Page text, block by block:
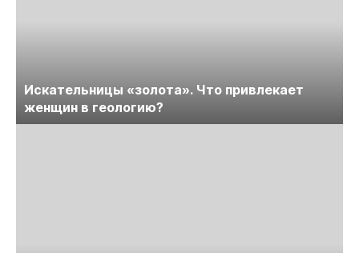
Искательницы «золота». Что привлекает
женщин в геологию?